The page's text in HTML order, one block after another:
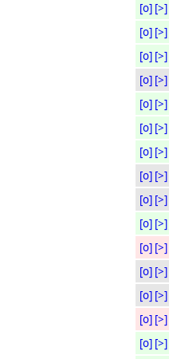
[o] [>]
[o] [>]
[o] [>]
[o] [>]
[o] [>]
[o] [>]
[o] [>]
[o] [>]
[o] [>]
[o] [>]
[o] [>]
[o] [>]
[o] [>]
[o] [>]
[o] [>]